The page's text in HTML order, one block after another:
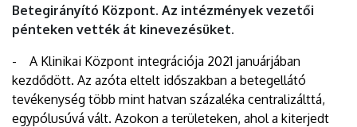
Betegirányító Központ. Az intézmények vezetői
pénteken vették át kinevezésüket.
- A Klinikai Központ integrációja 2021 januárjában
kezdődött. Az azóta eltelt időszakban a betegellátó
tevékenység több mint hatvan százaléka centralizálttá,
egypólusúvá vált. Azokon a területeken, ahol a kiterjedt